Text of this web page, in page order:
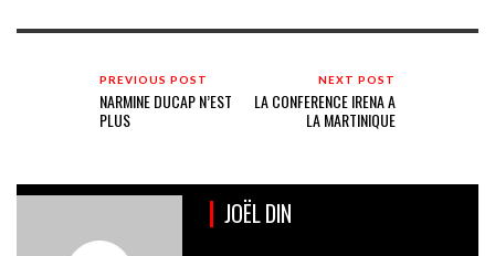
PREVIOUS POST
NARMINE DUCAP N’EST
PLUS
NEXT POST
LA CONFERENCE IRENA A
LA MARTINIQUE
JOËL DIN